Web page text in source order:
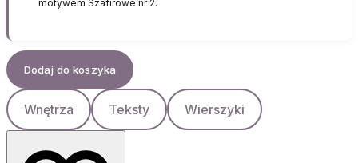
motywem Szafirowe nr 2.
Dodaj do koszyka
Wnętrza Teksty Wierszyki